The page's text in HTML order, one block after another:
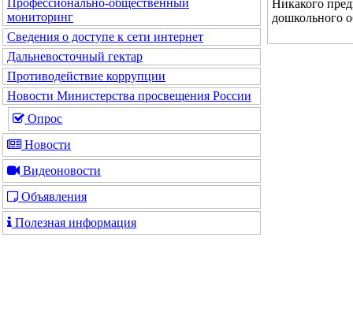
Профессионально-общественный
мониторинг
Сведения о доступе к сети интернет
Дальневосточный гектар
Противодействие коррупции
Новости Министерства просвещения России
Опрос
Новости
Видеоновости
Объявления
Полезная информация
Никакого
дошкольного